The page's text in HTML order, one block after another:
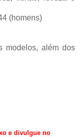
(homens)
modelos, além dos
e divulgue no